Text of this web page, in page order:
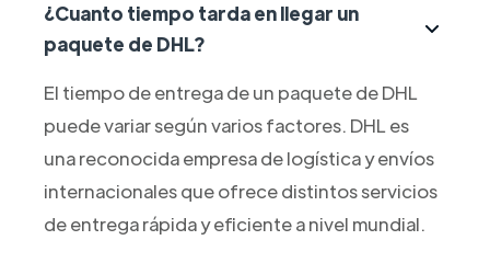
¿Cuanto tiempo tarda en llegar un
paquete de DHL?
El tiempo de entrega de un paquete de DHL
puede variar según varios factores. DHL es
una reconocida empresa de logística y envíos
internacionales que ofrece distintos servicios
de entrega rápida y eficiente a nivel mundial.